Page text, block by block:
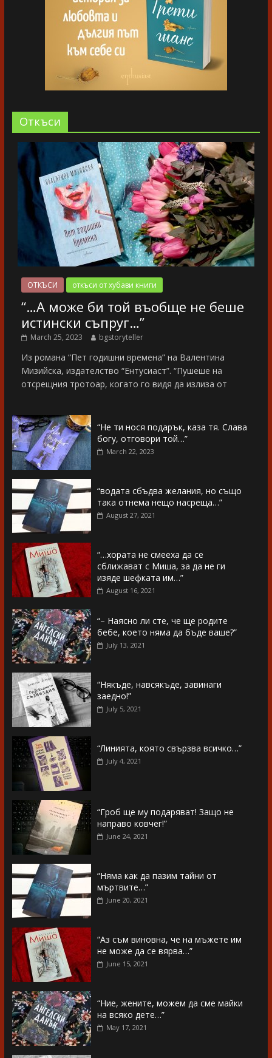
Oткъси
ОТКЪСИ откъси от хубави книги
“…А може би той въобще не беше
истински съпруг…”
March 25, 2023 bgstoryteller
Из романа “Пет годишни времена” на Валентина
Мизийска, издателство “Ентусиаст”. “Пушеше на
отсрещния тротоар, когато го видя да излиза от
“Не ти нося подарък, каза тя. Слава
богу, отговори той…”
March 22, 2023
“водата сбъдва желания, но също
така отнема нещо насреща…”
August 27, 2021
“…хората не смееха да се
сближават с Миша, за да не ги
изяде шефката им…”
August 16, 2021
“– Наясно ли сте, че ще родите
бебе, което няма да бъде ваше?”
July 13, 2021
“Някъде, навсякъде, завинаги
заедно!”
July 5, 2021
“Линията, която свързва всичко…”
July 4, 2021
“Гроб ще му подаряват! Защо не
направо ковчег!”
June 24, 2021
“Няма как да пазим тайни от
мъртвите…”
June 20, 2021
“Аз съм виновна, че на мъжете им
не може да се вярва…”
June 15, 2021
“Ние, жените, можем да сме майки
на всяко дете…”
May 17, 2021